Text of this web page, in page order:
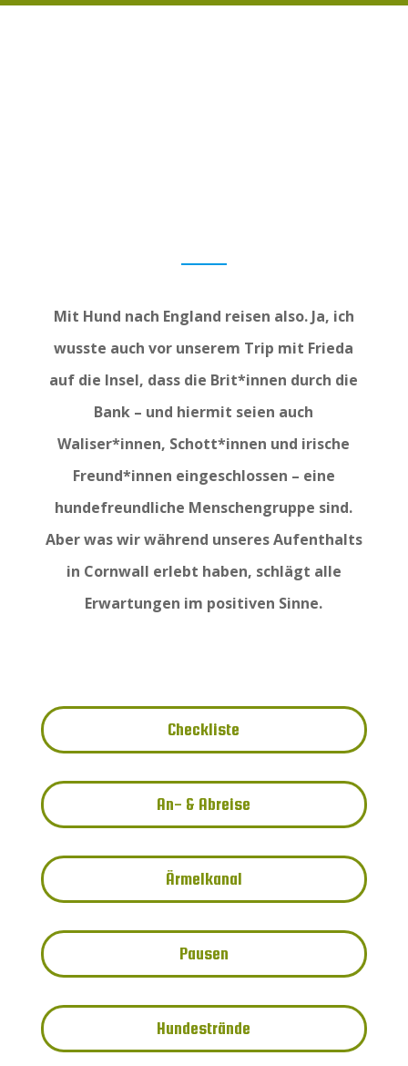
Mit Hund nach England reisen also. Ja, ich
wusste auch vor unserem Trip mit Frieda
auf die Insel, dass die Brit*innen durch die
Bank – und hiermit seien auch
Waliser*innen, Schott*innen und irische
Freund*innen eingeschlossen – eine
hundefreundliche Menschengruppe sind.
Aber was wir während unseres Aufenthalts
in Cornwall erlebt haben, schlägt alle
Erwartungen im positiven Sinne.
Checkliste
An- & Abreise
Ärmelkanal
Pausen
Hundestrände